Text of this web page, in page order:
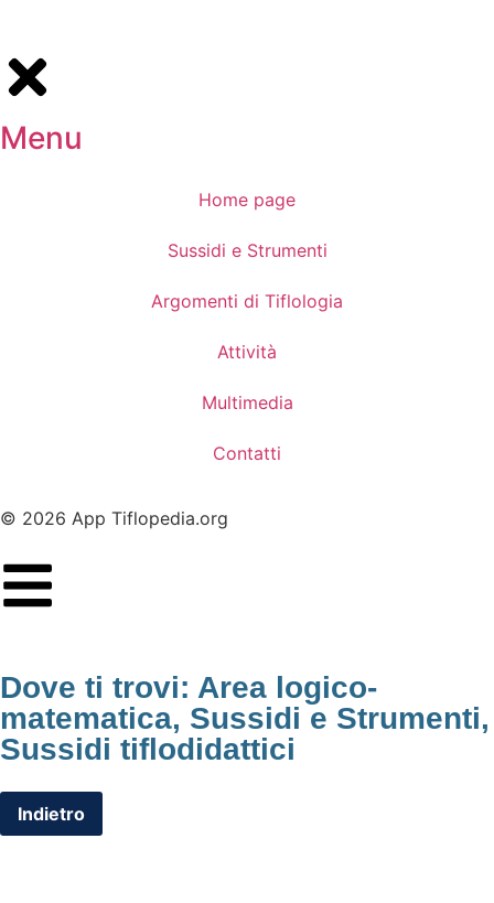
Menu
Home page
Sussidi e Strumenti
Argomenti di Tiflologia
Attività
Multimedia
Contatti
© 2026 App Tiflopedia.org
Dove ti trovi: Area logico-
matematica, Sussidi e Strumenti,
Sussidi tiflodidattici